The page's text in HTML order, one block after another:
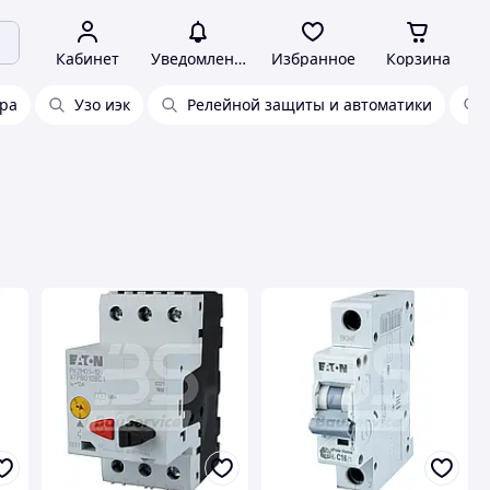
Кабинет Уведомления Избранное Корзина
Узо иэк Релейной защиты и автоматики